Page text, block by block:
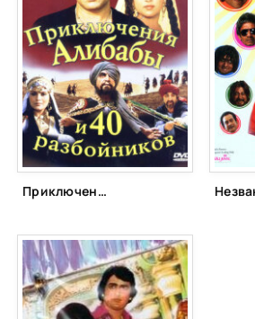
Приключения Али-Бабы и сорока разбойников (1980)